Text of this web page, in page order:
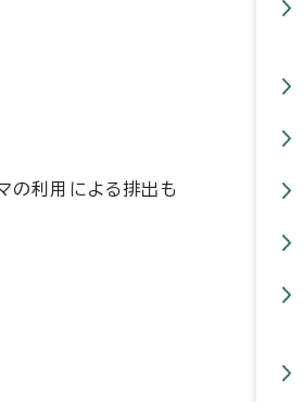
の利用による排出も